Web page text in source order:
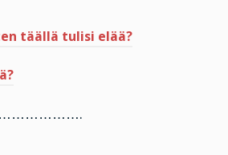
täällä tulisi elää?